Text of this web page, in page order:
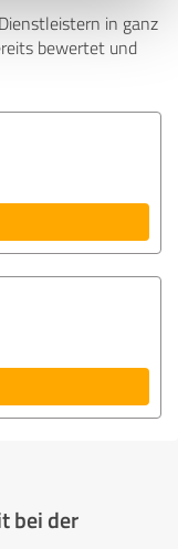
in ganz
bewertet und
bei der